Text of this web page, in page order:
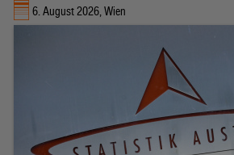
6. August 2026, Wien